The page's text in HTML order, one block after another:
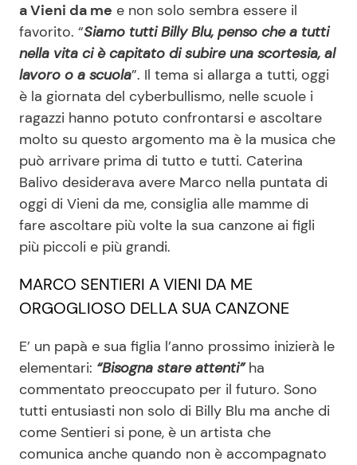
Festività Ricette per Bambini
Seguici
Info
Chi siamo
Disclaimer e Privacy
Redazione
Contattaci
Pubblicità
Privacy Policy
a Vieni da me e non solo sembra essere il
favorito. “Siamo tutti Billy Blu, penso che a tutti
nella vita ci è capitato di subire una scortesia, al
lavoro o a scuola”. Il tema si allarga a tutti, oggi
è la giornata del cyberbullismo, nelle scuole i
ragazzi hanno potuto confrontarsi e ascoltare
molto su questo argomento ma è la musica che
può arrivare prima di tutto e tutti. Caterina
Balivo desiderava avere Marco nella puntata di
oggi di Vieni da me, consiglia alle mamme di
fare ascoltare più volte la sua canzone ai figli
più piccoli e più grandi.
MARCO SENTIERI A VIENI DA ME
ORGOGLIOSO DELLA SUA CANZONE
E’ un papà e sua figlia l’anno prossimo inizierà le
elementari: “Bisogna stare attenti”ha
commentato preoccupato per il futuro. Sono
tutti entusiasti non solo di Billy Blu ma anche di
come Sentieri si pone, è un artista che
comunica anche quando non è accompagnato